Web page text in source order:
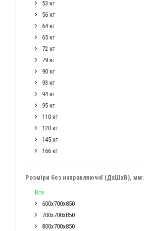
53 кг
56 кг
64 кг
65 кг
72 кг
79 кг
90 кг
93 кг
94 кг
95 кг
110 кг
120 кг
145 кг
166 кг
Розміри без направляючої (ДхШхВ), мм:
Все
600х700х850
700х700х850
800х700х850